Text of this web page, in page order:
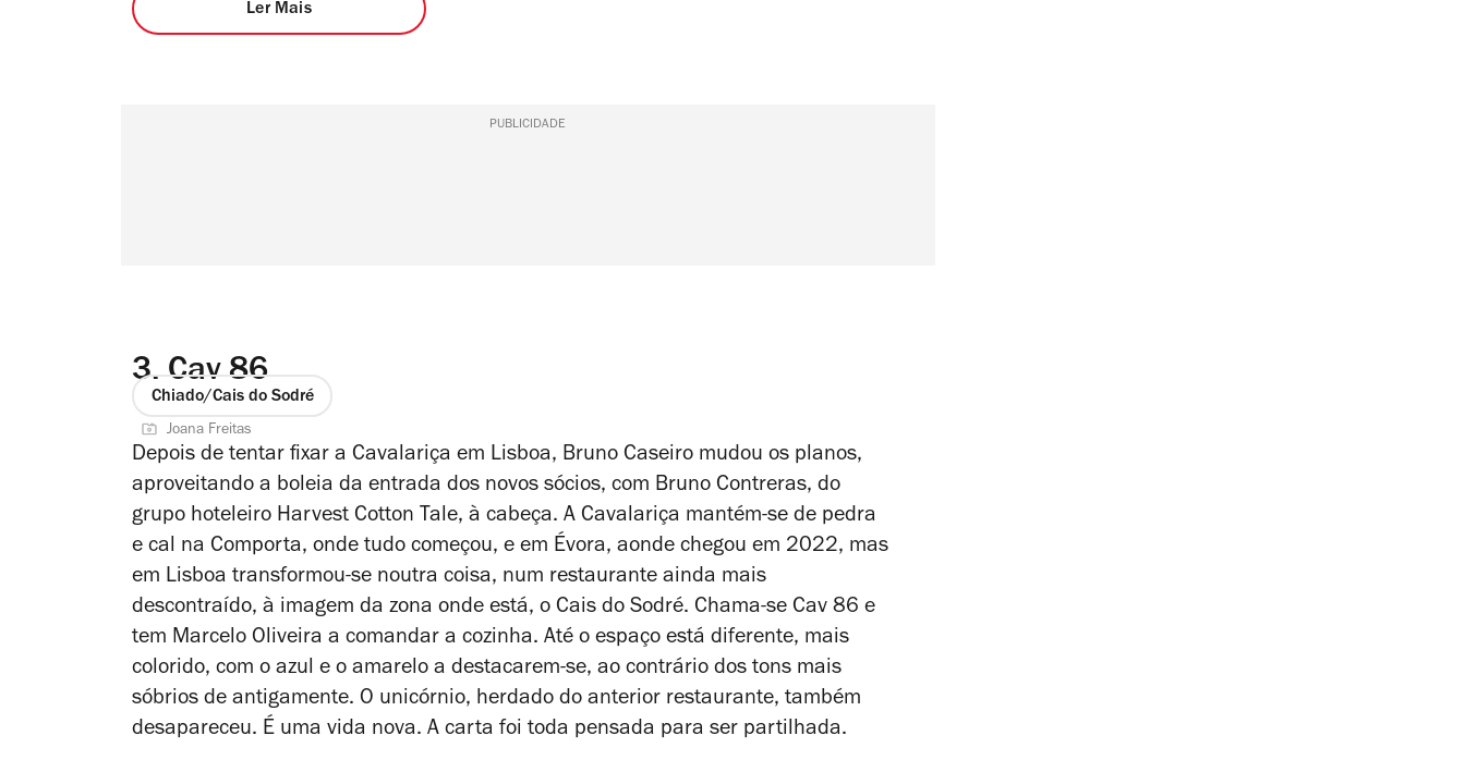
Ler Mais
PUBLICIDADE
3. Cav 86
Chiado/Cais do Sodré
Joana Freitas
Depois de tentar fixar a Cavalariça em Lisboa, Bruno Caseiro mudou os planos,
aproveitando a boleia da entrada dos novos sócios, com Bruno Contreras, do
grupo hoteleiro Harvest Cotton Tale, à cabeça. A Cavalariça mantém-se de pedra
e cal na Comporta, onde tudo começou, e em Évora, aonde chegou em 2022, mas
em Lisboa transformou-se noutra coisa, num restaurante ainda mais
descontraído, à imagem da zona onde está, o Cais do Sodré. Chama-se Cav 86 e
tem Marcelo Oliveira a comandar a cozinha. Até o espaço está diferente, mais
colorido, com o azul e o amarelo a destacarem-se, ao contrário dos tons mais
sóbrios de antigamente. O unicórnio, herdado do anterior restaurante, também
desapareceu. É uma vida nova. A carta foi toda pensada para ser partilhada.